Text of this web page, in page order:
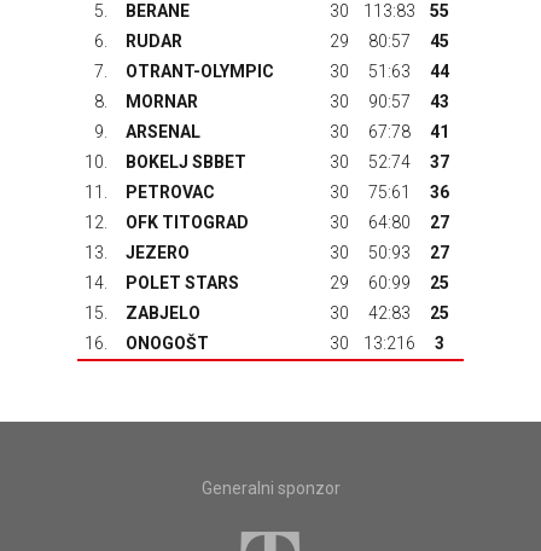
5.
BERANE 30 113:83
55
6.
RUDAR 29 80:57
45
7.
OTRANT-OLYMPIC 30 51:63
44
8.
MORNAR 30 90:57
43
9.
ARSENAL 30 67:78
41
10.
BOKELJ SBBET 30 52:74
37
11.
PETROVAC 30 75:61
36
12.
OFK TITOGRAD 30 64:80
27
13.
JEZERO 30 50:93
27
14.
POLET STARS 29 60:99
25
15.
ZABJELO 30 42:83
25
16.
ONOGOŠT 30 13:216 3
Generalni sponzor